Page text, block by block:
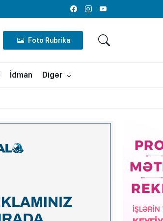
FacebookInstagramYoutube
Foto Rubrika
İdman Digər